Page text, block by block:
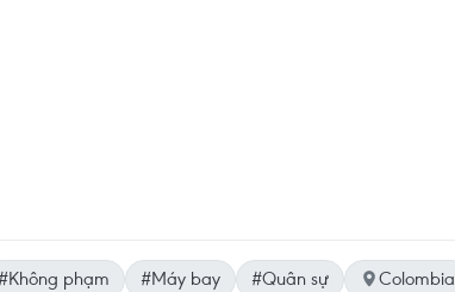
#Không phạm #Máy bay #Quân sự
Colombia